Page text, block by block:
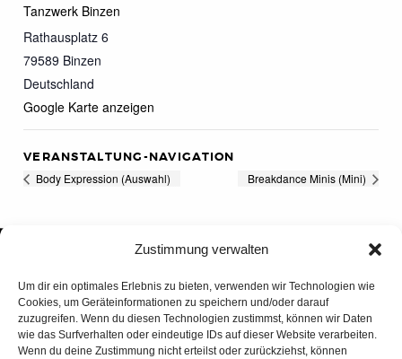
Zustimmung verwalten
Um dir ein optimales Erlebnis zu bieten, verwenden wir Technologien wie
Cookies, um Geräteinformationen zu speichern und/oder darauf
zuzugreifen. Wenn du diesen Technologien zustimmst, können wir Daten
wie das Surfverhalten oder eindeutige IDs auf dieser Website verarbeiten.
Wenn du deine Zustimmung nicht erteilst oder zurückziehst, können
Tanzwerk Binzen
Rathausplatz 6
79589 Binzen
Deutschland
Google Karte anzeigen
VERANSTALTUNG-NAVIGATION
Body Expression (Auswahl) Breakdance Minis (Mini)